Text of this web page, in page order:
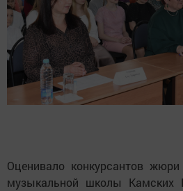
Оценивало конкурсантов
музыкальной школы Камских